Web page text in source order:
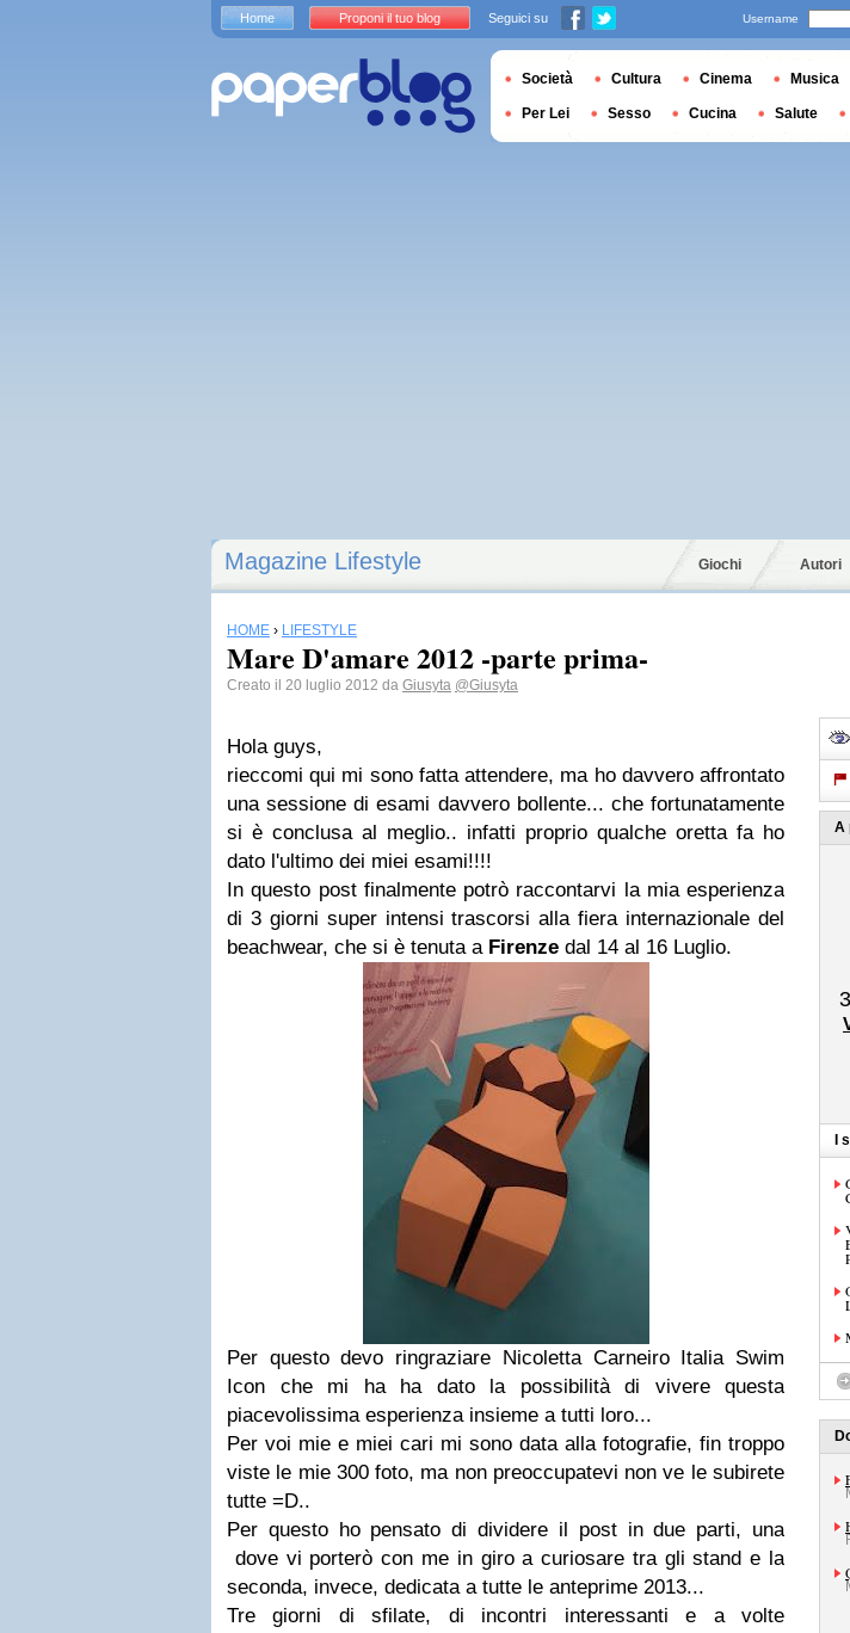
Magazine Lifestyle Giochi Autori
HOME › LIFESTYLE
Mare D'amare 2012 -parte prima-
Creato il 20 luglio 2012 da Giusyta @Giusyta
Hola guys,
rieccomi qui mi sono fatta attendere, ma ho davvero affrontato
una sessione di esami davvero bollente... che fortunatamente
si è conclusa al meglio.. infatti proprio qualche oretta fa ho
dato l'ultimo dei miei esami!!!!
In questo post finalmente potrò raccontarvi la mia esperienza
di 3 giorni super intensi trascorsi alla fiera internazionale del
beachwear, che si è tenuta a Firenze dal 14 al 16 Luglio.
Per questo devo ringraziare Nicoletta Carneiro Italia Swim
Icon che mi ha ha dato la possibilità di vivere questa
piacevolissima esperienza insieme a tutti loro...
Per voi mie e miei cari mi sono data alla fotografie, fin troppo
viste le mie 300 foto, ma non preoccupatevi non ve le subirete
tutte =D..
Per questo ho pensato di dividere il post in due parti, una
dove vi porterò con me in giro a curiosare tra gli stand e la
seconda, invece, dedicata a tutte le anteprime 2013...
Tre giorni di sfilate, di incontri interessanti e a volte
A
I
Home Proponi il tuo blog Seguici su Username
Società Cultura Cinema Musica
Per Lei Sesso Cucina Salute